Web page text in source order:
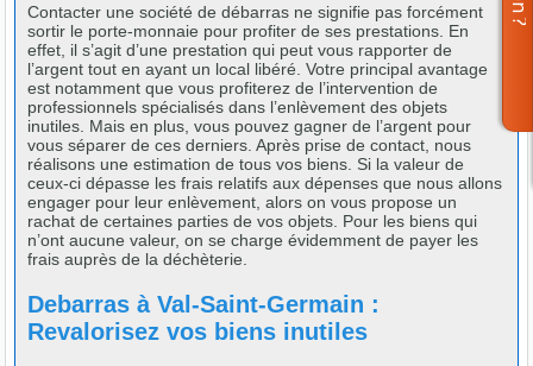
Contacter une société de débarras ne signifie pas forcément
sortir le porte-monnaie pour profiter de ses prestations. En
effet, il s’agit d’une prestation qui peut vous rapporter de
l’argent tout en ayant un local libéré. Votre principal avantage
est notamment que vous profiterez de l’intervention de
professionnels spécialisés dans l’enlèvement des objets
inutiles. Mais en plus, vous pouvez gagner de l’argent pour
vous séparer de ces derniers. Après prise de contact, nous
réalisons une estimation de tous vos biens. Si la valeur de
ceux-ci dépasse les frais relatifs aux dépenses que nous allons
engager pour leur enlèvement, alors on vous propose un
rachat de certaines parties de vos objets. Pour les biens qui
n’ont aucune valeur, on se charge évidemment de payer les
frais auprès de la déchèterie.
Debarras à Val-Saint-Germain :
Revalorisez vos biens inutiles